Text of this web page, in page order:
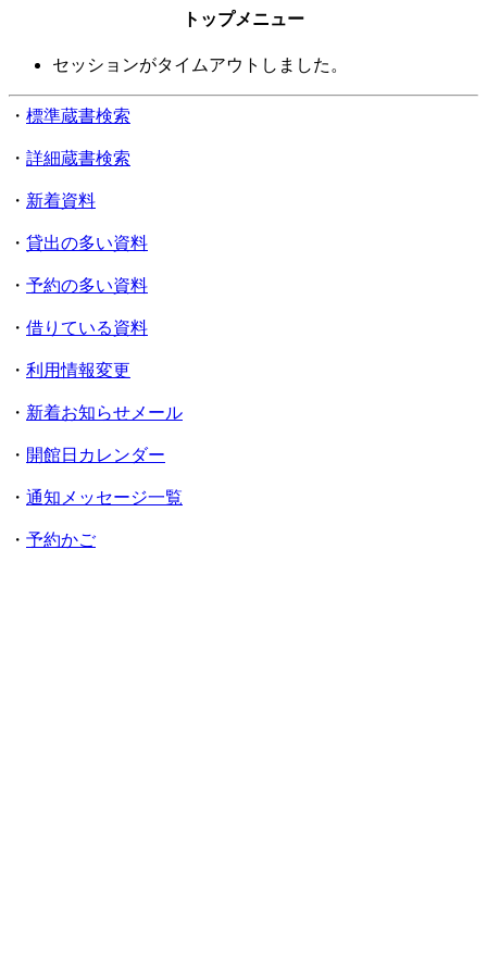
トップメニュー
セッションがタイムアウトしました。
・ 標準蔵書検索
・ 詳細蔵書検索
・ 新着資料
・ 貸出の多い資料
・ 予約の多い資料
・ 借りている資料
・ 利用情報変更
・ 新着お知らせメール
・ 開館日カレンダー
・ 通知メッセージ一覧
・ 予約かご